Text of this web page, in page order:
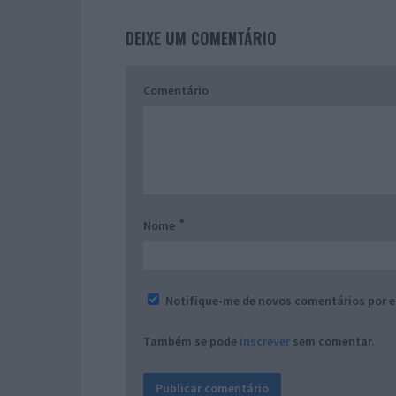
DEIXE UM COMENTÁRIO
Comentário
Nome *
Notifique-me de novos comentários por
Também se pode inscrever sem comentar.